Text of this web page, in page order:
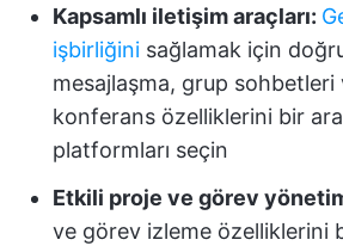
Kapsamlı iletişim araçları:
işbirliğini sağlamak için
mesajlaşma, grup sohbetleri
konferans özelliklerini bir
platformları seçin
Etkili proje ve görev
ve görev izleme özelliklerini